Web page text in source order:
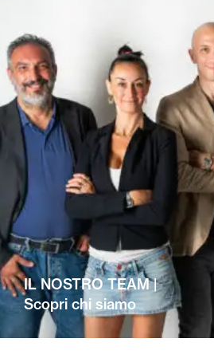
IL NOSTRO TEAM |
Scopri chi siamo